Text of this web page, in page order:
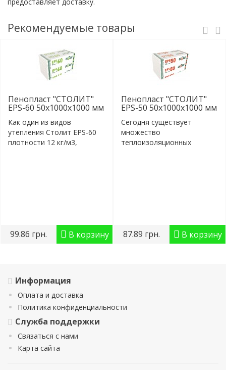
Рекомендуемые товары
Пенопласт "СТОЛИТ"
EPS-60 50x1000x1000 мм
Как один из видов
утепления Столит EPS-60
плотности 12 кг/м3,
99.86 грн. В корзину
Пенопласт "СТОЛИТ"
EPS-50 50x1000x1000 мм
Сегодня существует
множество
теплоизоляционных
87.89 грн. В корзину
Информация
Оплата и доставка
Политика конфиденциальности
Служба поддержки
Связаться с нами
Карта сайта